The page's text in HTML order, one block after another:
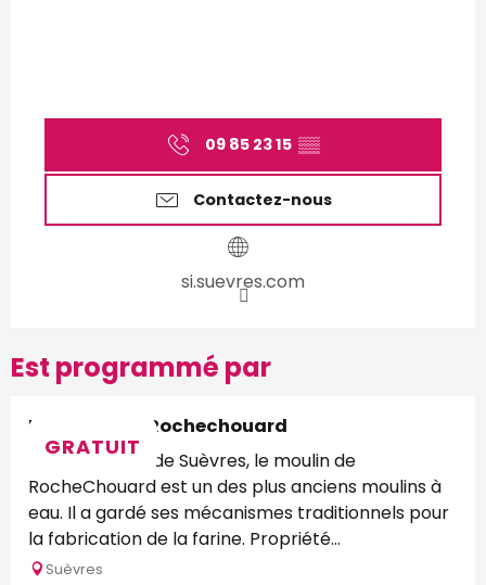
09 85 23 15 ▒▒
Contactez-nous
si.suevres.com
Est programmé par
GRATUIT
Le Moulin de Rochechouard
Situé au coeur de Suèvres, le moulin de
RocheChouard est un des plus anciens moulins à
eau. Il a gardé ses mécanismes traditionnels pour
la fabrication de la farine. Propriété...
Suèvres